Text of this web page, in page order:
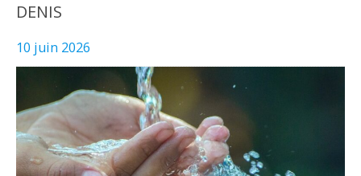
DENIS
10 juin 2026